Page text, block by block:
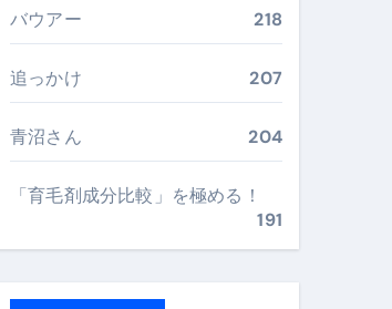
サプリ体験
しない
齢者にも）
バウアー 218
追っかけ 207
青沼さん 204
「育毛剤成分比較」を極める！
191